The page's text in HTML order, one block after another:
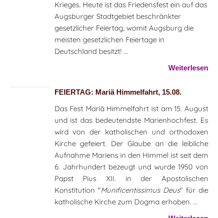
Krieges. Heute ist das Friedensfest ein auf das
Augsburger Stadtgebiet beschränkter
gesetzlicher Feiertag, womit Augsburg die
meisten gesetzlichen Feiertage in
Deutschland besitzt! ...
Weiterlesen
FEIERTAG: Mariä Himmelfahrt, 15.08.
Das Fest Mariä Himmelfahrt ist am 15. August
und ist das bedeutendste Marienhochfest. Es
wird von der katholischen und orthodoxen
Kirche gefeiert. Der Glaube an die leibliche
Aufnahme Mariens in den Himmel ist seit dem
6. Jahrhundert bezeugt und wurde 1950 von
Papst Pius XII. in der Apostolischen
Konstitution "Munificentissimus Deus" für die
katholische Kirche zum Dogma erhoben. ...